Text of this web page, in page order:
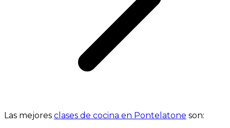
Las mejores clases de cocina en Pontelatone son: